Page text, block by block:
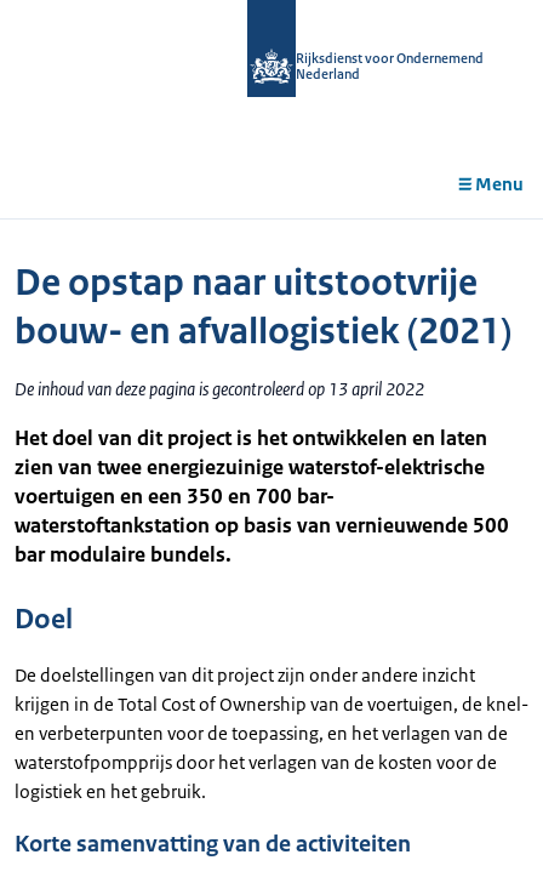
Rijksdienst voor Ondernemend
Nederland
Menu
De opstap naar uitstootvrije
bouw- en afvallogistiek (2021)
De inhoud van deze pagina is gecontroleerd op 13 april 2022
Het doel van dit project is het ontwikkelen en laten
zien van twee energiezuinige waterstof-elektrische
voertuigen en een 350 en 700 bar-
waterstoftankstation op basis van vernieuwende 500
bar modulaire bundels.
Doel
De doelstellingen van dit project zijn onder andere inzicht
krijgen in de Total Cost of Ownership van de voertuigen, de knel-
en verbeterpunten voor de toepassing, en het verlagen van de
waterstofpompprijs door het verlagen van de kosten voor de
logistiek en het gebruik.
Korte samenvatting van de activiteiten